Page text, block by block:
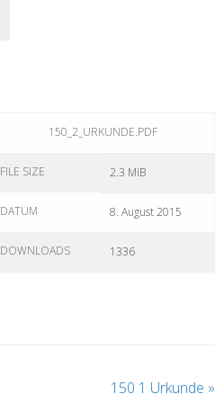
150_2_URKUNDE.PDF
FILE SIZE 2.3 MiB
DATUM 8. August 2015
DOWNLOADS 1336
150 1 Urkunde »